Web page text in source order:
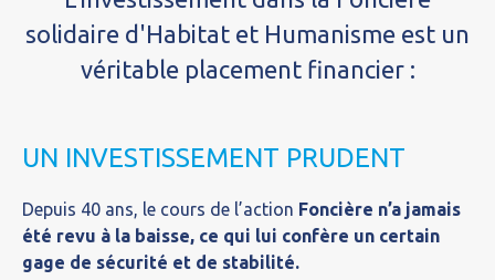
solidaire d'Habitat et Humanisme est un
véritable placement financier :
UN INVESTISSEMENT PRUDENT
Depuis 40 ans, le cours de l’action Foncière n’a jamais
été revu à la baisse, ce qui lui confère un certain
gage de sécurité et de stabilité.